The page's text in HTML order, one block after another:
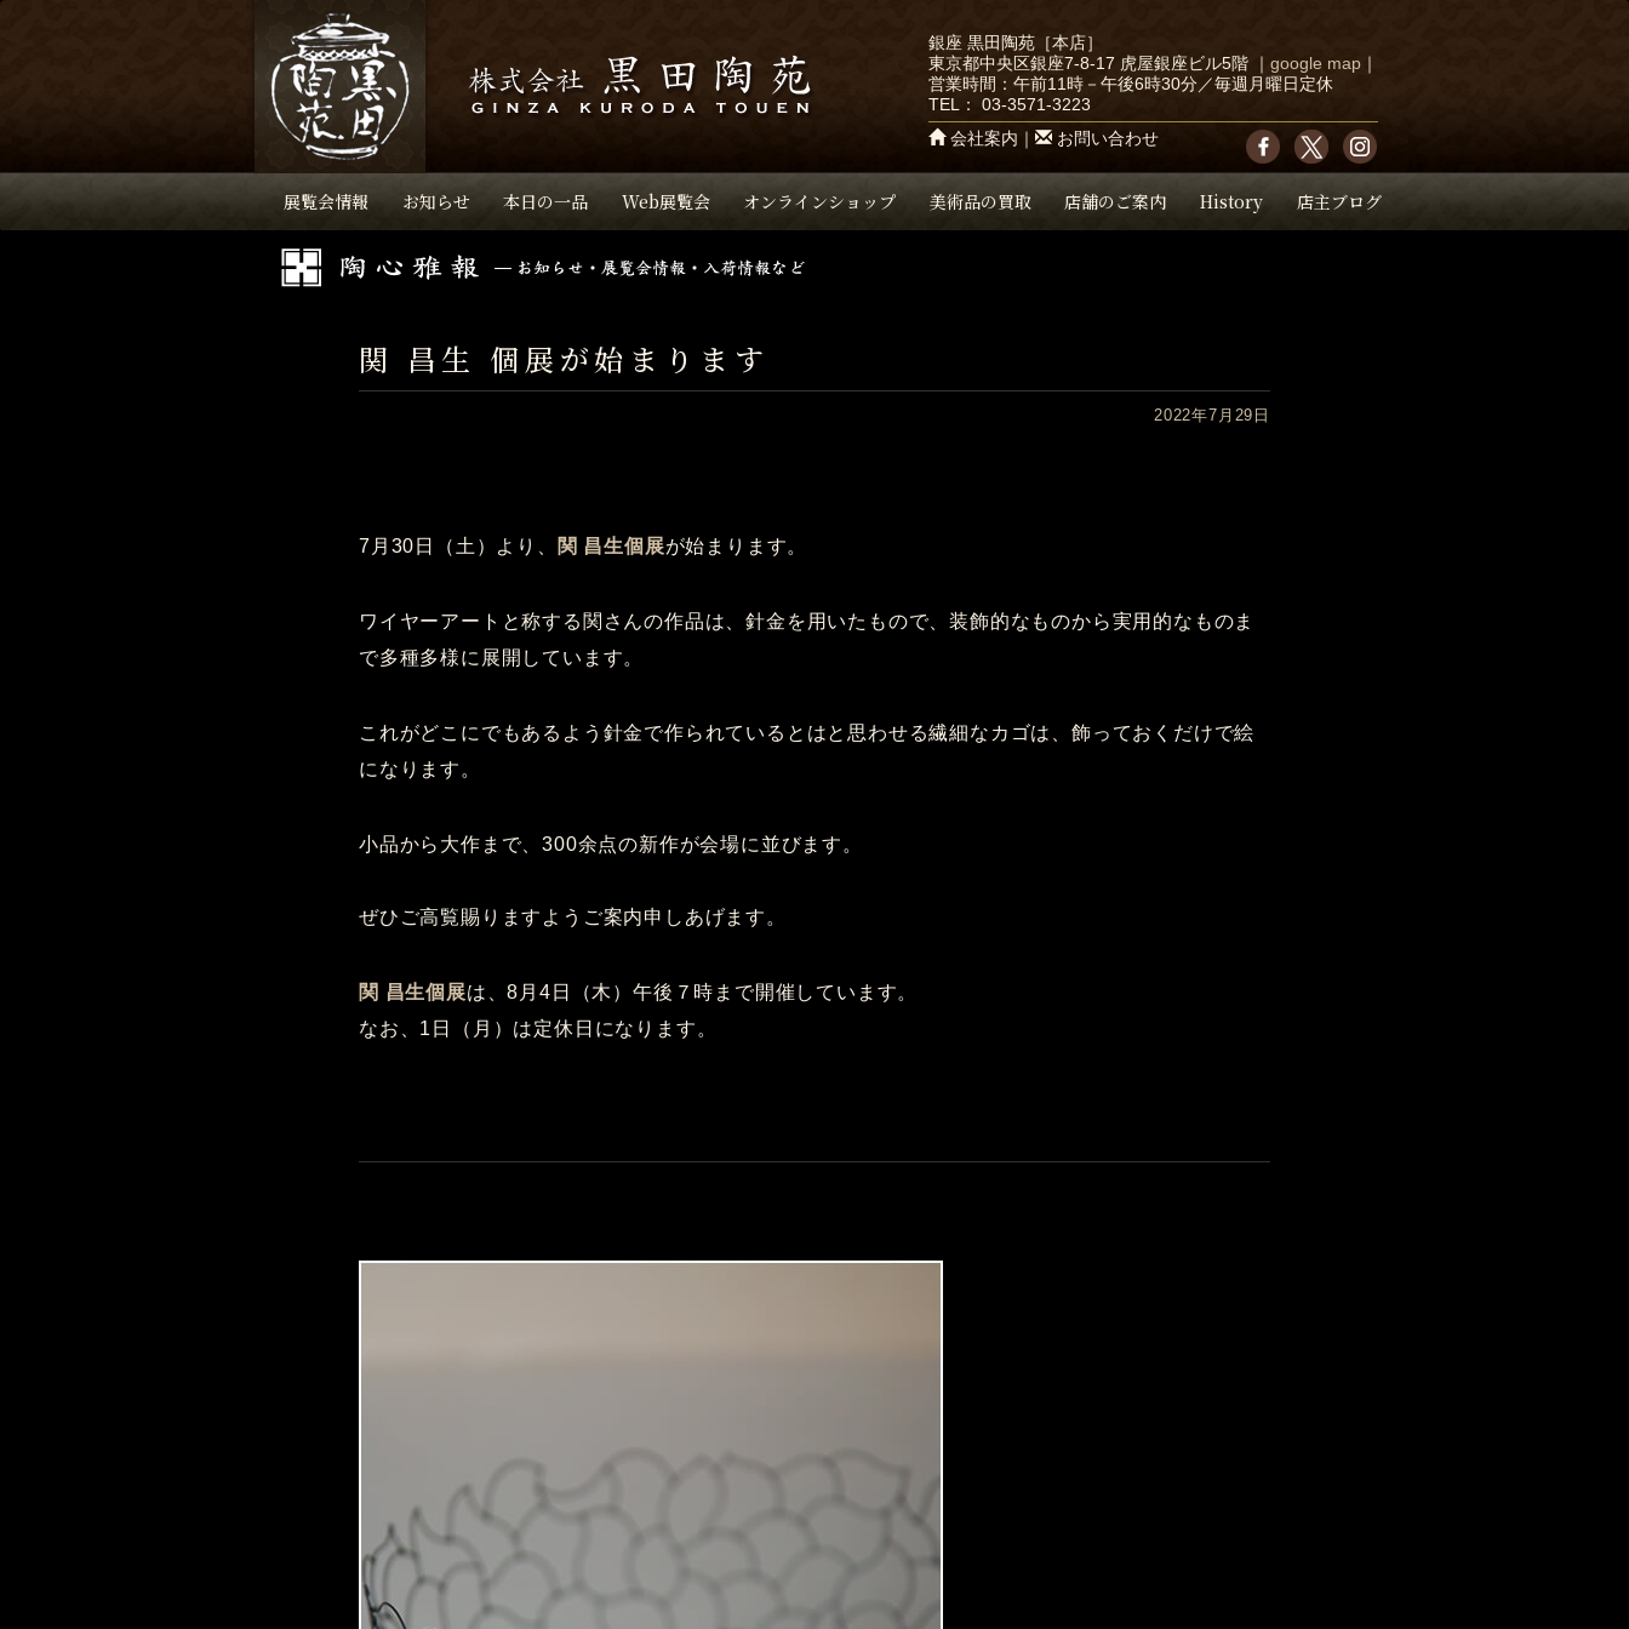
展覧会情報 お知らせ 本日の一品 Web展覧会 オンラインショップ 美術品の買取 店舗のご案内 History 店主ブログ
銀座 黒田陶苑［本店］
東京都中央区銀座7-8-17 虎屋銀座ビル5階
google map
営業時間：午前11時－午後6時30分／毎週月曜日定休
TEL： 03-3571-3223
会社案内
お問い合わせ
関 昌生 個展が始まります
2022年7月29日
7月30日（土）より、 関 昌生個展が始まります。
ワイヤーアートと称する関さんの作品は、針金を用いたもので、装飾的なものから実用的なものま
で多種多様に展開しています。
これがどこにでもあるよう針金で作られているとはと思わせる繊細なカゴは、飾っておくだけで絵
になります。
小品から大作まで、300余点の新作が会場に並びます。
ぜひご高覧賜りますようご案内申しあげます。
関 昌生個展は、8月4日（木）午後７時まで開催しています。
なお、1日（月）は定休日になります。